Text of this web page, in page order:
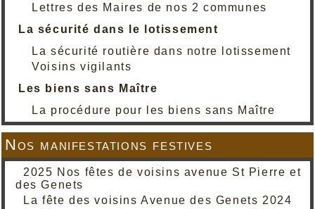
Lettres des Maires de nos 2 communes
La sécurité dans le lotissement
La sécurité routière dans notre lotissement
Voisins vigilants
Les biens sans Maître
La procédure pour les biens sans Maître
Nos manifestations festives
2025 Nos fêtes de voisins avenue St Pierre et
des Genets
La fête des voisins Avenue des Genets 2024